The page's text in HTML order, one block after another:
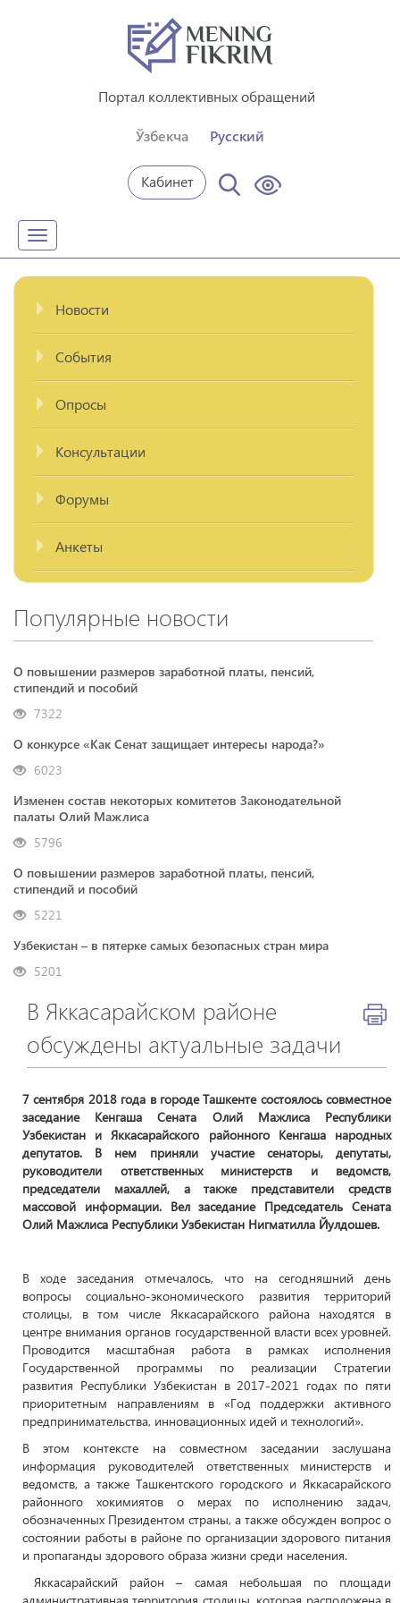
Портал коллективных обращений
Ўзбекча Русский
Кабинет
Toggle
navigation
Новости
События
Опросы
Консультации
Форумы
Анкеты
Популярные новости
О повышении размеров заработной платы, пенсий,
стипендий и пособий
7322
О конкурсе «Как Сенат защищает интересы народа?»
6023
Изменен состав некоторых комитетов Законодательной
палаты Олий Мажлиса
5796
О повышении размеров заработной платы, пенсий,
стипендий и пособий
5221
Узбекистан – в пятерке самых безопасных стран мира
5201
В Яккасарайском районе
обсуждены актуальные задачи
7 сентября 2018 года в городе Ташкенте состоялось совместное
заседание Кенгаша Сената Олий Мажлиса Республики
Узбекистан и Яккасарайского районного Кенгаша народных
депутатов. В нем приняли участие сенаторы, депутаты,
руководители ответственных министерств и ведомств,
председатели махаллей, а также представители средств
массовой информации. Вел заседание Председатель Сената
Олий Мажлиса Республики Узбекистан Нигматилла Йулдошев.
В ходе заседания отмечалось, что на сегодняшний день
вопросы социально-экономического развития территорий
столицы, в том числе Яккасарайского района находятся в
центре внимания органов государственной власти всех уровней.
Проводится масштабная работа в рамках исполнения
Государственной программы по реализации Стратегии
развития Республики Узбекистан в 2017-2021 годах по пяти
приоритетным направлениям в «Год поддержки активного
предпринимательства, инновационных идей и технологий».
В этом контексте на совместном заседании заслушана
информация руководителей ответственных министерств и
ведомств, а также Ташкентского городского и Яккасарайского
районного хокимиятов о мерах по исполнению задач,
обозначенных Президентом страны, а также обсужден вопрос о
состоянии работы в районе по организации здорового питания
и пропаганды здорового образа жизни среди населения.
Яккасарайский район – самая небольшая по площади